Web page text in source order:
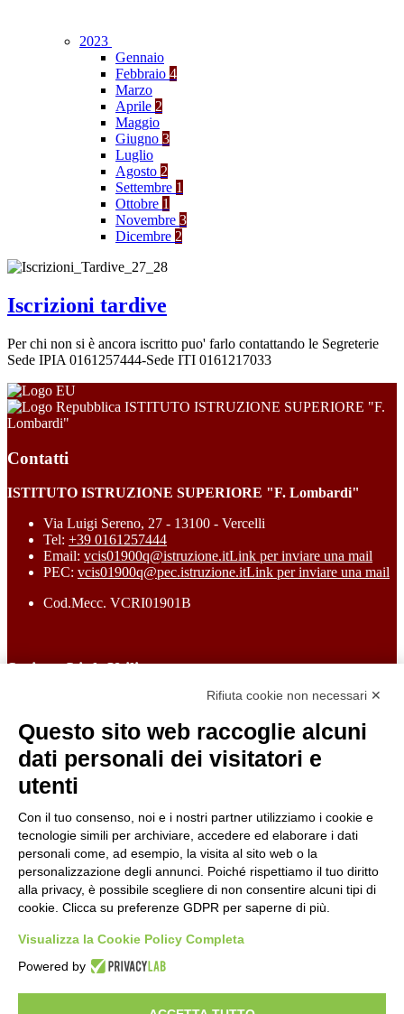
2023
Gennaio
Febbraio 4
Marzo
Aprile 2
Maggio
Giugno 3
Luglio
Agosto 2
Settembre 1
Ottobre 1
Novembre 3
Dicembre 2
Iscrizioni tardive
Per chi non si è ancora iscritto puo' farlo contattando le Segreterie
Sede IPIA 0161257444-Sede ITI 0161217033
ISTITUTO ISTRUZIONE SUPERIORE "F.
Lombardi"
Contatti
ISTITUTO ISTRUZIONE SUPERIORE "F. Lombardi"
Via Luigi Sereno, 27 - 13100 - Vercelli
Tel: +39 0161257444
Email: vcis01900q@istruzione.itLink per inviare una mail
PEC: vcis01900q@pec.istruzione.itLink per inviare una mail
Cod.Mecc. VCRI01901B
Sezione Link Utili
Informativa Privacy
Ufficio Relazioni con il Pubblico
Dichiarazione di accessibilità
Obiettivi di accessibilità
Gestione consensi cookie
Amministrazione trasparente
Pagina visualizzata
234215 volte
Sezione Copyright
Copyright 2026 | Engineered and powered by Gruppo Spaggiari
Parma S.p.A. | Divisione Publishing & New Social Media
Rifiuta cookie non necessari ✕
Questo sito web raccoglie alcuni
dati personali dei visitatori e
utenti
Con il tuo consenso, noi e i nostri partner utilizziamo i cookie e
tecnologie simili per archiviare, accedere ed elaborare i dati
personali come, ad esempio, la visita al sito web o la
personalizzazione degli annunci. Poiché rispettiamo il tuo diritto
alla privacy, è possibile scegliere di non consentire alcuni tipi di
cookie. Clicca su preferenze GDPR per saperne di più.
Visualizza la Cookie Policy Completa
Powered by